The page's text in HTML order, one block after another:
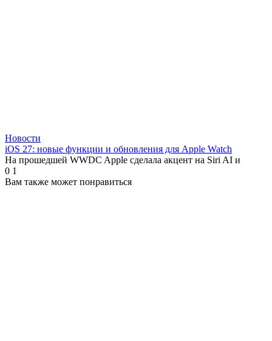
Новости
iOS 27: новые функции и обновления для Apple Watch
На прошедшей WWDC Apple сделала акцент на Siri AI и
0 1
Вам также может понравиться